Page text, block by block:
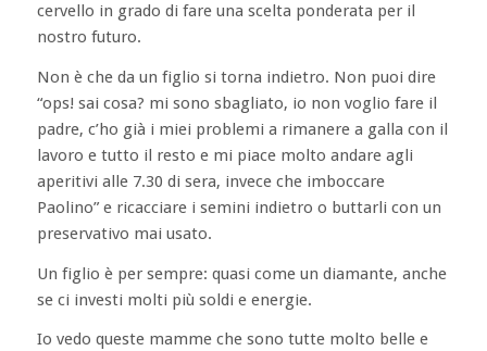
cervello in grado di fare una scelta ponderata per il
nostro futuro.
Non è che da un figlio si torna indietro. Non puoi dire
“ops! sai cosa? mi sono sbagliato, io non voglio fare il
padre, c’ho già i miei problemi a rimanere a galla con il
lavoro e tutto il resto e mi piace molto andare agli
aperitivi alle 7.30 di sera, invece che imboccare
Paolino” e ricacciare i semini indietro o buttarli con un
preservativo mai usato.
Un figlio è per sempre: quasi come un diamante, anche
se ci investi molti più soldi e energie.
Io vedo queste mamme che sono tutte molto belle e